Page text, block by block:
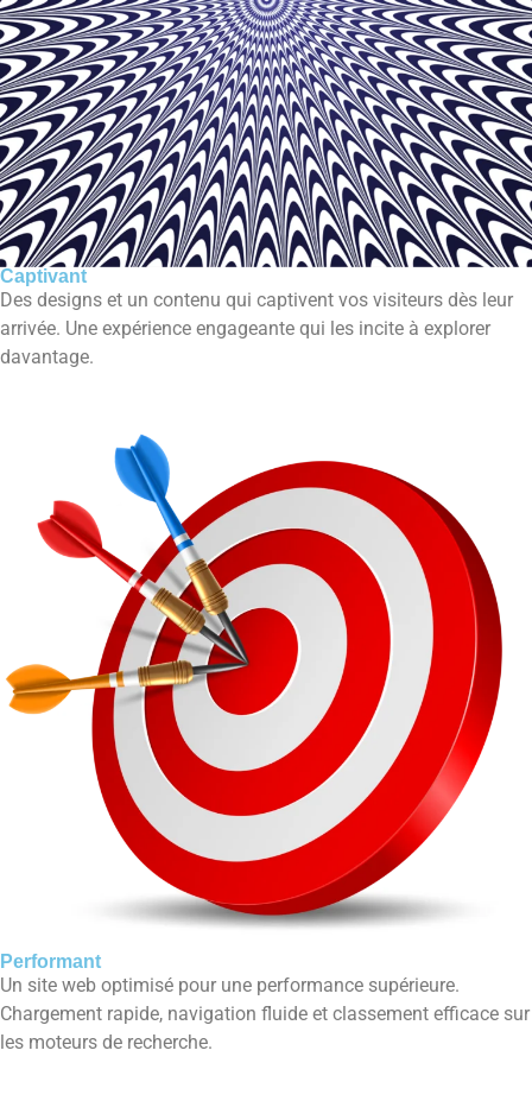
Captivant
Des designs et un contenu qui captivent vos visiteurs dès leur
arrivée. Une expérience engageante qui les incite à explorer
davantage.​
Performant
Un site web optimisé pour une performance supérieure.
Chargement rapide, navigation fluide et classement efficace sur
les moteurs de recherche.​